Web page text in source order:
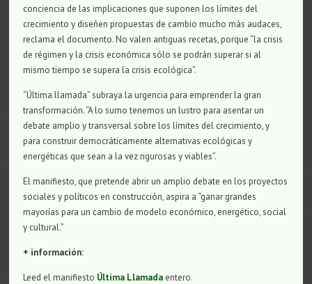
conciencia de las implicaciones que suponen los límites del
crecimiento y diseñen propuestas de cambio mucho más audaces,
reclama el documento. No valen antiguas recetas, porque “la crisis
de régimen y la crisis económica sólo se podrán superar si al
mismo tiempo se supera la crisis ecológica”.
“Última llamada” subraya la urgencia para emprender la gran
transformación. “A lo sumo tenemos un lustro para asentar un
debate amplio y transversal sobre los límites del crecimiento, y
para construir democráticamente alternativas ecológicas y
energéticas que sean a la vez rigurosas y viables”.
El manifiesto, que pretende abrir un amplio debate en los proyectos
sociales y políticos en construcción, aspira a “ganar grandes
mayorías para un cambio de modelo económico, energético, social
y cultural.”
+ información:
Leed el manifiesto Última Llamada entero.